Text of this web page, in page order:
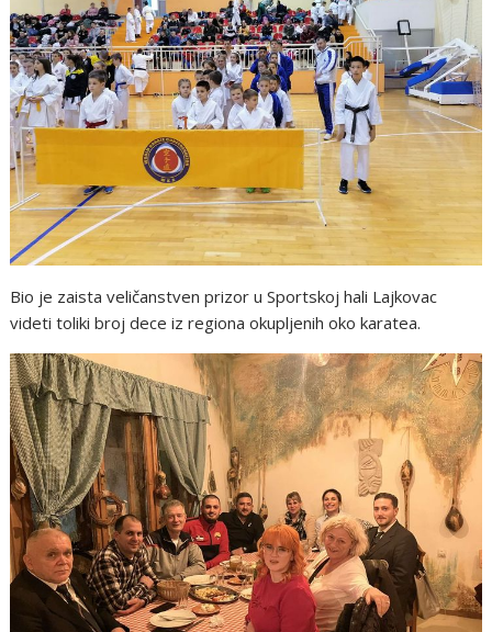
Bio je zaista veličanstven prizor u Sportskoj hali Lajkovac
videti toliki broj dece iz regiona okupljenih oko karatea.